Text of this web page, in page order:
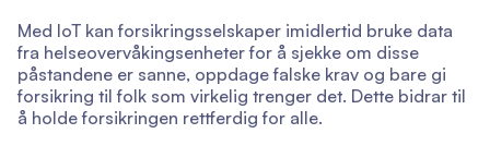
Med IoT kan forsikringsselskaper imidlertid bruke data
fra helseovervåkingsenheter for å sjekke om disse
påstandene er sanne, oppdage falske krav og bare gi
forsikring til folk som virkelig trenger det. Dette bidrar til
å holde forsikringen rettferdig for alle.